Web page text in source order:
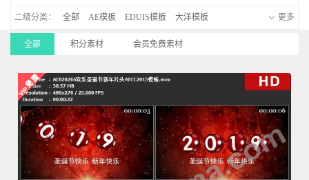
二级分类： 更多
全部 AE模板 EDUIS模板 大洋模板
MG动画模板 新年模板 手机模板
全部 积分素材 会员免费素材